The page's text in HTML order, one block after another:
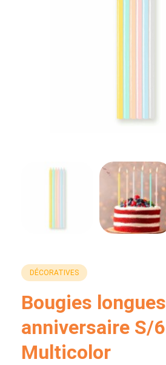
DÉCORATIVES
Bougies longues
anniversaire S/6
Multicolor